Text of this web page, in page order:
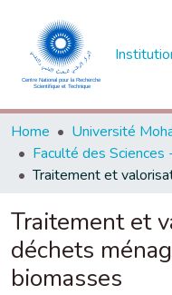
Home
Traitement et
déchets
biomasses